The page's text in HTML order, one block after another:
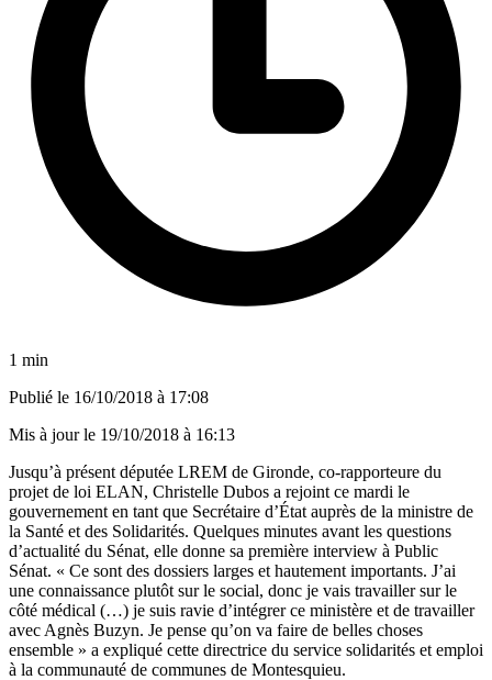
1 min
Publié le 16/10/2018 à 17:08
Mis à jour le 19/10/2018 à 16:13
Jusqu’à présent députée LREM de Gironde, co-rapporteure du
projet de loi ELAN, Christelle Dubos a rejoint ce mardi le
gouvernement en tant que Secrétaire d’État auprès de la ministre de
la Santé et des Solidarités. Quelques minutes avant les questions
d’actualité du Sénat, elle donne sa première interview à Public
Sénat. « Ce sont des dossiers larges et hautement importants. J’ai
une connaissance plutôt sur le social, donc je vais travailler sur le
côté médical (…) je suis ravie d’intégrer ce ministère et de travailler
avec Agnès Buzyn. Je pense qu’on va faire de belles choses
ensemble » a expliqué cette directrice du service solidarités et emploi
à la communauté de communes de Montesquieu.